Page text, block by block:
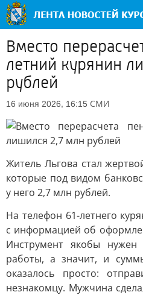
Вместо
летний курянин
рублей
16 июня 2026, 16:15 СМИ
Житель Льгова стал
которые под видом
у него 2,7 млн рублей.
На телефон 61-летнего
с информацией об
Инструмент якобы нужен
работы, а значит, и
оказалось просто:
незнакомцу. Мужчина